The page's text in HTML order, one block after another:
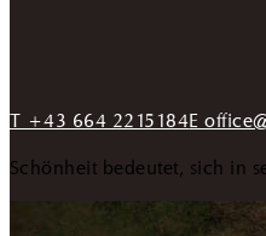
T +43 664 2215184E
Schönheit bedeutet, sich in